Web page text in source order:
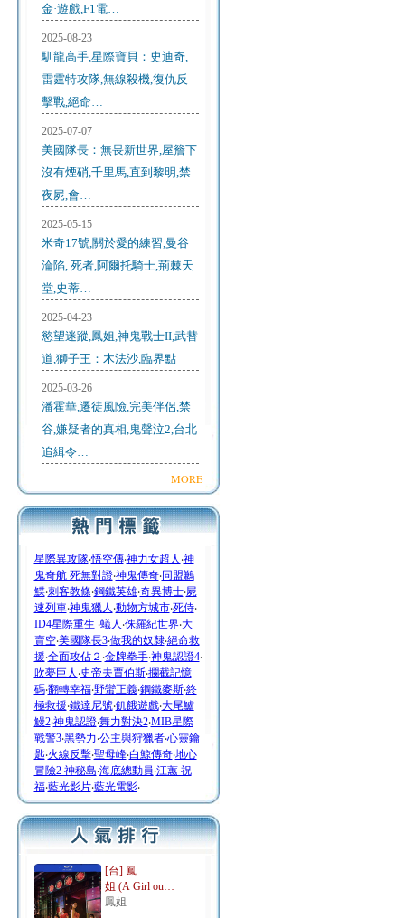
金·遊戲,F1電…
2025-08-23
馴龍高手,星際寶貝：史迪奇,
雷霆特攻隊,無線殺機,復仇反
擊戰,絕命…
2025-07-07
美國隊長：無畏新世界,屋簷下
沒有煙硝,千里馬,直到黎明,禁
夜屍,會…
2025-05-15
米奇17號,關於愛的練習,曼谷
淪陷, 死者,阿爾托騎士,荊棘天
堂,史蒂…
2025-04-23
慾望迷蹤,鳳姐,神鬼戰士II,武替
道,獅子王：木法沙,臨界點
2025-03-26
潘霍華,遷徒風險,完美伴侶,禁
谷,嫌疑者的真相,鬼聲泣2,台北
追緝令…
MORE
星際異攻隊‧悟空傳‧神力女超人 ‧神
鬼奇航 死無對證‧神鬼傳奇‧同盟鶼
鰈‧刺客教條‧鋼鐵英雄‧奇異博士‧屍
速列車‧神鬼獵人 ‧動物方城市‧死侍‧
ID4星際重生 ‧蟻人 ‧侏羅紀世界‧大
賣空‧美國隊長3‧做我的奴隸‧絕命救
援‧全面攻佔２ ‧金牌拳手‧神鬼認證4‧
吹夢巨人 ‧史帝夫賈伯斯‧攔截記憶
碼‧翻轉幸福‧野蠻正義‧鋼鐵麥斯‧終
極救援‧鐵達尼號‧飢餓遊戲‧大尾鱸
鰻2‧神鬼認證‧舞力對決2‧MIB星際
戰警3‧黑勢力‧公主與狩獵者‧心靈鑰
匙‧火線反擊‧聖母峰‧白鯨傳奇‧地心
冒險2 神秘島‧海底總動員‧江蕙 祝
福‧藍光影片‧藍光電影‧
[台] 鳳
姐 (A Girl ou…
鳳姐